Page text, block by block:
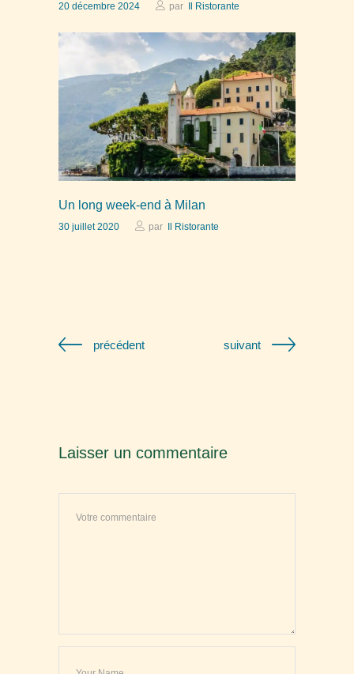
20 décembre 2024 par Il Ristorante
Un long week-end à Milan
30 juillet 2020 par Il Ristorante
précédent suivant
Laisser un commentaire